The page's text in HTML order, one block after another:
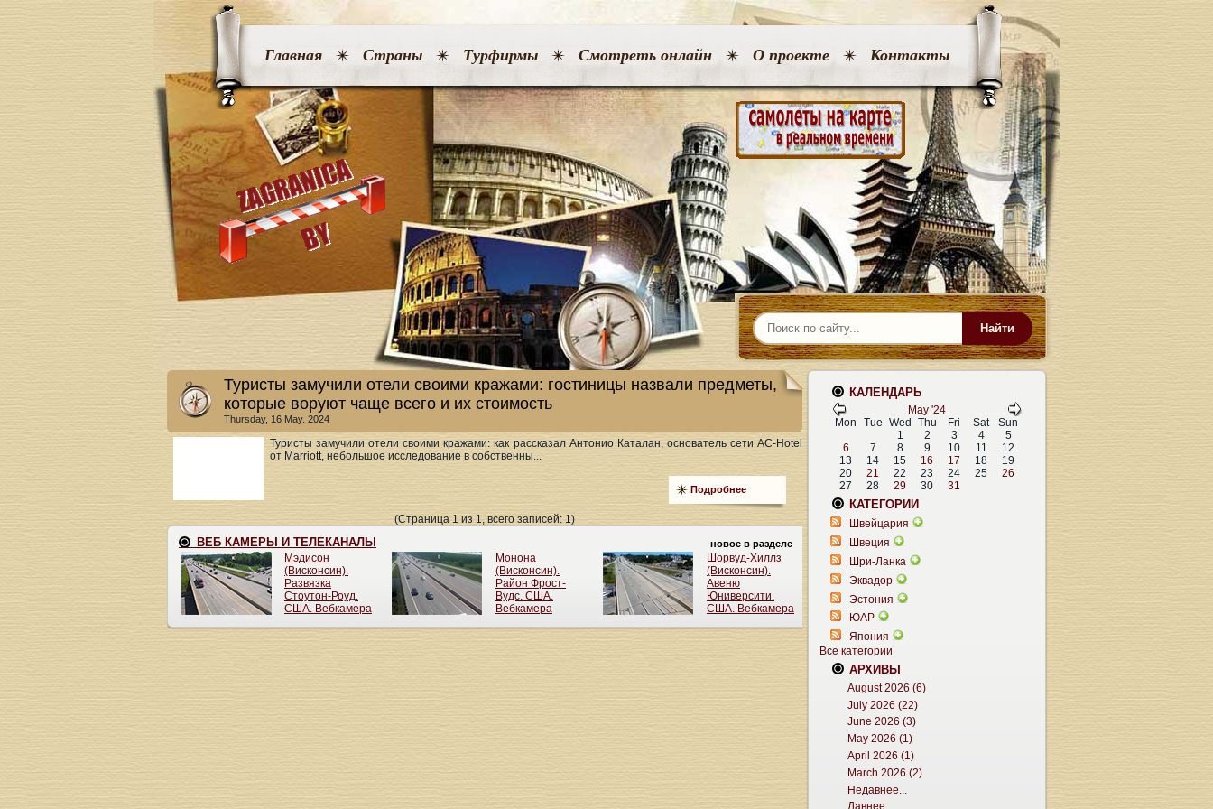
Главная Страны Турфирмы Смотреть онлайн О проекте Контакты
Найти
Туристы замучили отели своими кражами: гостиницы назвали предметы,
которые воруют чаще всего и их стоимость
Thursday, 16 May. 2024
Туристы замучили отели своими кражами: как рассказал Антонио Каталан, основатель сети AC-Hotel
от Marriott, небольшое исследование в собственны...
Подробнее
(Страница 1 из 1, всего записей: 1)
КАЛЕНДАРЬ
May '24
Mon
Tue Wed Thu Fri Sat
Sun
1
2 3 4
5
6
7 8 9 10 11
12
13
14 15 16 17 18
19
20
21 22 23 24 25
26
27
28 29 30 31
КАТЕГОРИИ
Швейцария
Швеция
Шри-Ланка
Эквадор
Эстония
ЮАР
Япония
Все категории
АРХИВЫ
August 2026 (6)
July 2026 (22)
June 2026 (3)
May 2026 (1)
April 2026 (1)
March 2026 (2)
Недавнее...